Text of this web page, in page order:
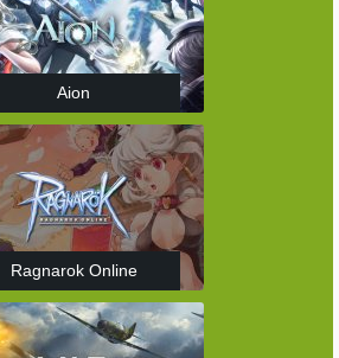
Aion
Ragnarok Online